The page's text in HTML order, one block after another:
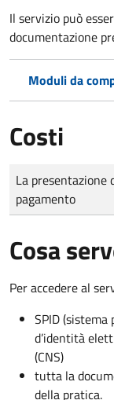
Il servizio può
documentazione
Moduli da
Costi
Tipo di pagamento
Importo
La presentazione
pagamento
Cosa
Per accedere al
SPID
d’identità
(CNS)
tutta la
della pratica.